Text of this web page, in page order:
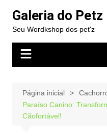
para
conteúdo
Galeria do Petz
Seu Wordkshop dos pet'z
Página inicial
Paraíso Canino:
Cãofortável!